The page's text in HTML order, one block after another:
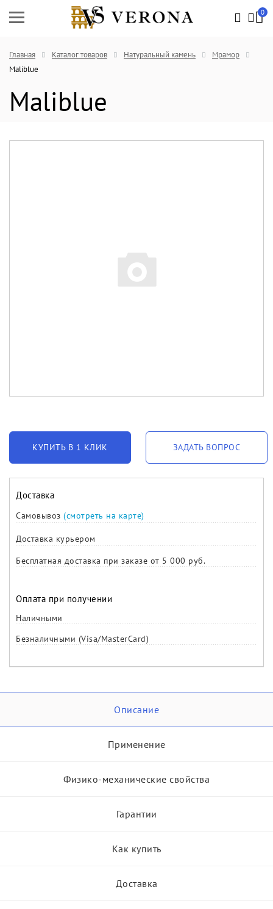
0
Главная Каталог товаров Натуральный камень
Мрамор
Maliblue
Maliblue
КУПИТЬ В 1 КЛИК ЗАДАТЬ ВОПРОС
Доставка
Самовывоз (смотреть на карте)
Доставка курьером
Бесплатная доставка при заказе от 5 000 руб.
Оплата при получении
Наличными
Безналичными (Visa/MasterCard)
Описание
Применение
Физико-механические свойства
Гарантии
Как купить
Доставка